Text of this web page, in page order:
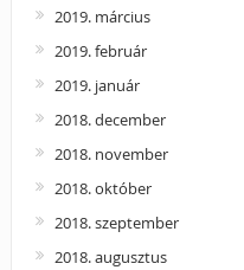
2019. március
2019. február
2019. január
2018. december
2018. november
2018. október
2018. szeptember
2018. augusztus